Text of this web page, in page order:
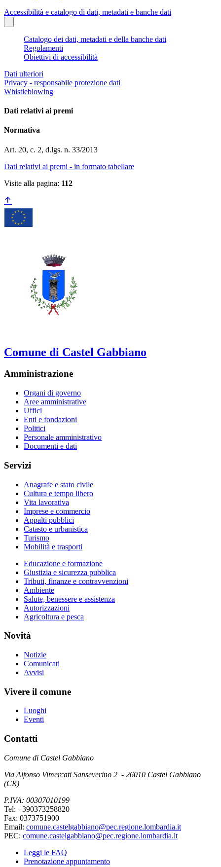
Accessibilità e catalogo di dati, metadati e banche dati
Catalogo dei dati, metadati e della banche dati
Regolamenti
Obiettivi di accessibilità
Dati ulteriori
Privacy - responsabile protezione dati
Whistleblowing
Dati relativi ai premi
Normativa
Art. 20, c. 2, d.lgs. n. 33/2013
Dati relativi ai premi - in formato tabellare
Visite alla pagina: 112
Comune di Castel Gabbiano
Amministrazione
Organi di governo
Aree amministrative
Uffici
Enti e fondazioni
Politici
Personale amministrativo
Documenti e dati
Servizi
Anagrafe e stato civile
Cultura e tempo libero
Vita lavorativa
Imprese e commercio
Appalti pubblici
Catasto e urbanistica
Turismo
Mobilità e trasporti
Educazione e formazione
Giustizia e sicurezza pubblica
Tributi, finanze e contravvenzioni
Ambiente
Salute, benessere e assistenza
Autorizzazioni
Agricoltura e pesca
Novità
Notizie
Comunicati
Avvisi
Vivere il comune
Luoghi
Eventi
Contatti
Comune di Castel Gabbiano
Via Alfonso Vimercati Sanseverino 2 - 26010 Castel Gabbiano
(CR)
P.IVA: 00307010199
Tel: +390373258820
Fax: 0373751900
Email: comune.castelgabbiano@pec.regione.lombardia.it
PEC: comune.castelgabbiano@pec.regione.lombardia.it
Leggi le FAQ
Prenotazione appuntamento